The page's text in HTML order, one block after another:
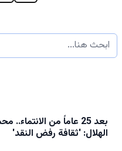
بعد 25 عاماً من
الهلال: 'ثقافة رفض النقد'